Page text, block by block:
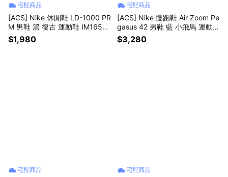
宅配商品
[ACS] Nike 休閒鞋 LD-1000 PR
M 男鞋 黑 復古 運動鞋 IM1651-
001
$1,980
宅配商品
[ACS] Nike 慢跑鞋 Air Zoom Pe
gasus 42 男鞋 藍 小飛馬 運動鞋
IB1873-005
$3,280
宅配商品 宅配商品